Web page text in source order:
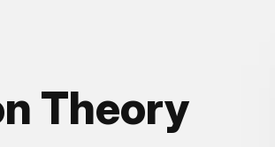
Theory